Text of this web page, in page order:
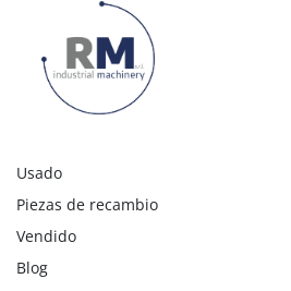
Usado
Piezas de recambio
Vendido
Blog